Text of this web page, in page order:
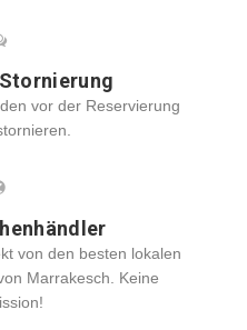
vor der Reservierung
von den besten lokalen
Marrakesch. Keine